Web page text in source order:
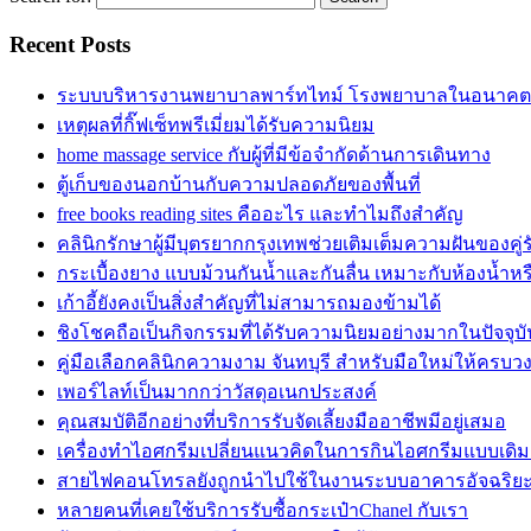
Recent Posts
ระบบบริหารงานพยาบาลพาร์ทไทม์ โรงพยาบาลในอนาคต
เหตุผลที่กิ๊ฟเซ็ทพรีเมี่ยมได้รับความนิยม
home massage service กับผู้ที่มีข้อจำกัดด้านการเดินทาง
ตู้เก็บของนอกบ้านกับความปลอดภัยของพื้นที่
free books reading sites คืออะไร และทำไมถึงสำคัญ
คลินิกรักษาผู้มีบุตรยากกรุงเทพช่วยเติมเต็มความฝันของคู่
กระเบื้องยาง แบบม้วนกันน้ำและกันลื่น เหมาะกับห้องน้ำห
เก้าอี้ยังคงเป็นสิ่งสำคัญที่ไม่สามารถมองข้ามได้
ชิงโชคถือเป็นกิจกรรมที่ได้รับความนิยมอย่างมากในปัจจุบั
คู่มือเลือกคลินิกความงาม จันทบุรี สำหรับมือใหม่ให้ครบว
เพอร์ไลท์เป็นมากกว่าวัสดุอเนกประสงค์
คุณสมบัติอีกอย่างที่บริการรับจัดเลี้ยงมืออาชีพมีอยู่เสมอ
เครื่องทำไอศกรีมเปลี่ยนแนวคิดในการกินไอศกรีมแบบเดิม
สายไฟคอนโทรลยังถูกนำไปใช้ในงานระบบอาคารอัจฉริยะ
หลายคนที่เคยใช้บริการรับซื้อกระเป๋าChanel กับเรา